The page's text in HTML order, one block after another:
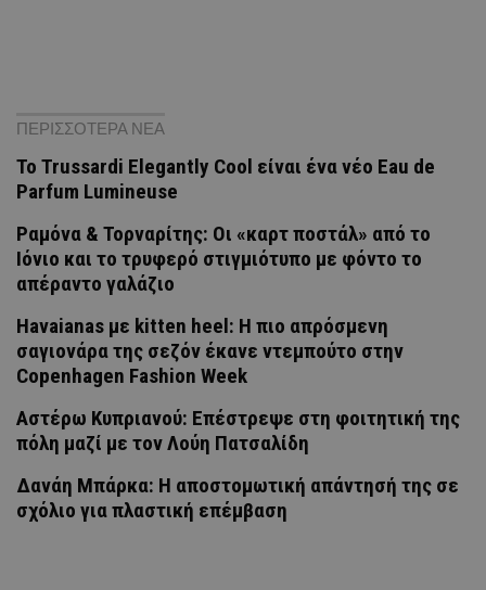
ΠΕΡΙΣΣΟΤΕΡΑ ΝΕΑ
Το Trussardi Elegantly Cool είναι ένα νέο Eau de
Parfum Lumineuse
Ραμόνα & Τορναρίτης: Οι «καρτ ποστάλ» από το
Ιόνιο και το τρυφερό στιγμιότυπο με φόντο το
απέραντο γαλάζιο
Havaianas με kitten heel: Η πιο απρόσμενη
σαγιονάρα της σεζόν έκανε ντεμπούτο στην
Copenhagen Fashion Week
Αστέρω Κυπριανού: Επέστρεψε στη φοιτητική της
πόλη μαζί με τον Λούη Πατσαλίδη
Δανάη Μπάρκα: Η αποστομωτική απάντησή της σε
σχόλιο για πλαστική επέμβαση